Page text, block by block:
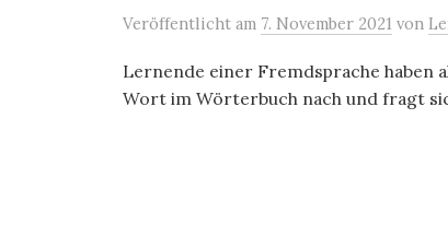
Veröffentlicht am 7. November 2021 von
Lernende einer Fremdsprache haben
Wort im Wörterbuch nach und fragt